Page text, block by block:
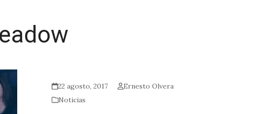
22 agosto, 2017
Ernesto Olvera
Noticias